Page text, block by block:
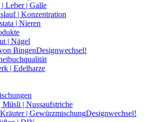
| Leber | Galle
| Konzentration
| Nieren
| Nägel
BingenDesignwechsel!
| Edelharze
Müsli | Nussaufstriche
| GewürzmischungDesignwechsel!